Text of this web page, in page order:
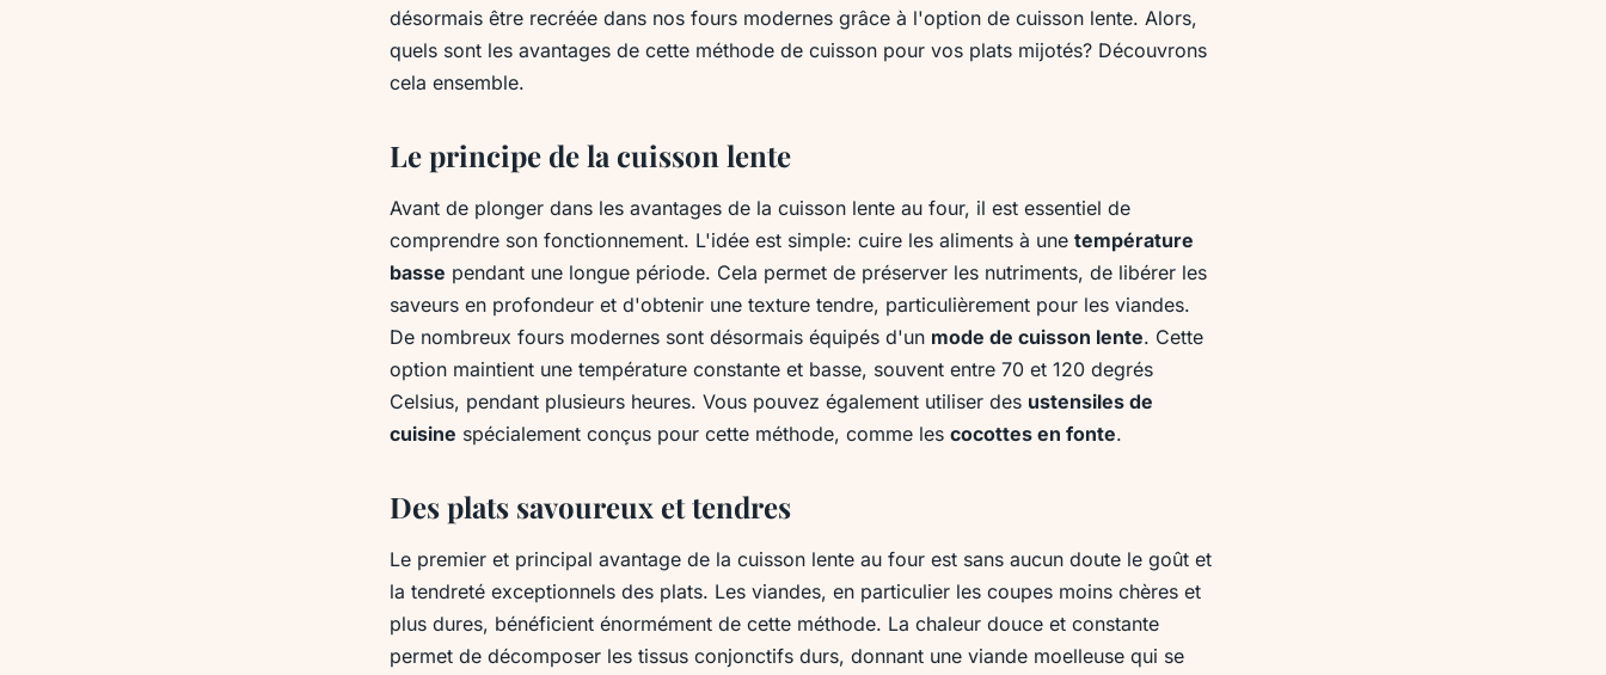
désormais être recréée dans nos fours modernes grâce à l'option de cuisson lente. Alors,
quels sont les avantages de cette méthode de cuisson pour vos plats mijotés? Découvrons
cela ensemble.
Le principe de la cuisson lente
Avant de plonger dans les avantages de la cuisson lente au four, il est essentiel de
comprendre son fonctionnement. L'idée est simple: cuire les aliments à une température
basse pendant une longue période. Cela permet de préserver les nutriments, de libérer les
saveurs en profondeur et d'obtenir une texture tendre, particulièrement pour les viandes.
De nombreux fours modernes sont désormais équipés d'un mode de cuisson lente. Cette
option maintient une température constante et basse, souvent entre 70 et 120 degrés
Celsius, pendant plusieurs heures. Vous pouvez également utiliser des ustensiles de
cuisine spécialement conçus pour cette méthode, comme les cocottes en fonte.
Des plats savoureux et tendres
Le premier et principal avantage de la cuisson lente au four est sans aucun doute le goût et
la tendreté exceptionnels des plats. Les viandes, en particulier les coupes moins chères et
plus dures, bénéficient énormément de cette méthode. La chaleur douce et constante
permet de décomposer les tissus conjonctifs durs, donnant une viande moelleuse qui se